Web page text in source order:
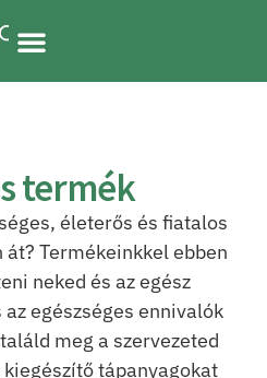
termék
életerős és fiatalos
Termékeinkkel ebben
neked és az egész
egészséges ennivalók
meg a szervezeted
tápanyagokat